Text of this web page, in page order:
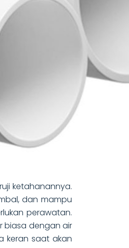
ketahanannya.
dan mampu
perawatan.
biasa dengan air
keran saat akan